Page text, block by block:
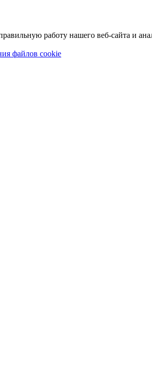
работу нашего веб-сайта и
файлов cookie